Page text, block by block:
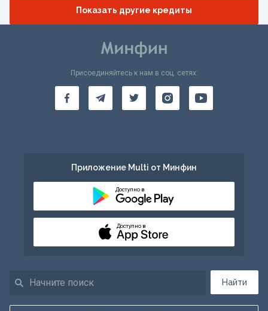
Показать другие кредиты
Найти
Присоединяйтесь к нам в соц. сетях:
Приложение Multi от Минфин
Доступно в
Доступно в